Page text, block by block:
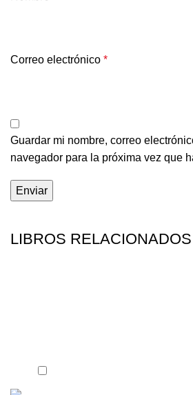
Correo electrónico *
Guardar mi nombre, correo
navegador para la próxima vez que
LIBROS RELACIONADOS